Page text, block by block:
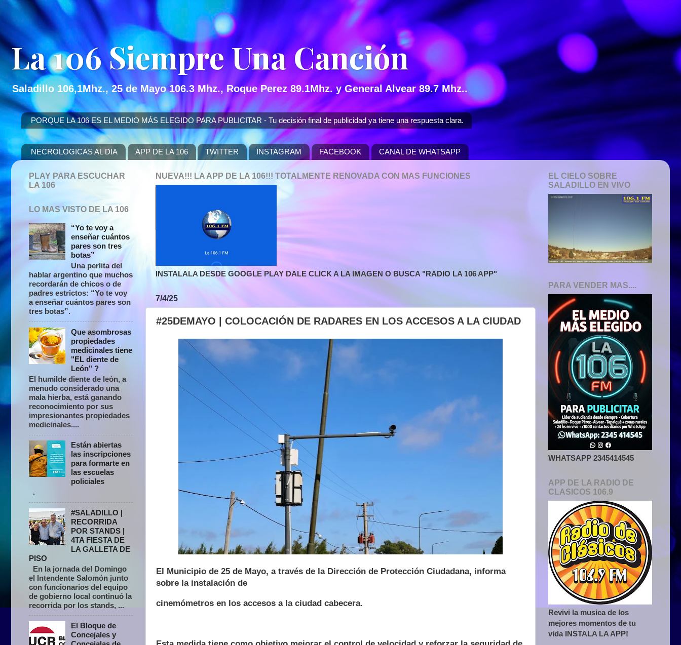
La 106 Siempre Una Canción
Saladillo 106,1Mhz., 25 de Mayo 106.3 Mhz., Roque Perez 89.1Mhz. y General Alvear 89.7 Mhz..
PORQUE LA 106 ES EL MEDIO MÁS ELEGIDO PARA PUBLICITAR - Tu decisión final de publicidad ya tiene una respuesta clara.
NECROLOGICAS AL DIA APP DE LA 106 TWITTER INSTAGRAM FACEBOOK CANAL DE WHATSAPP
NUEVA!!! LA APP DE LA 106!!! TOTALMENTE RENOVADA CON MAS FUNCIONES
INSTALALA DESDE GOOGLE PLAY DALE CLICK A LA IMAGEN O BUSCA "RADIO LA 106 APP"
7/4/25
#25DEMAYO | COLOCACIÓN DE RADARES EN LOS ACCESOS A LA CIUDAD
El Municipio de 25 de Mayo, a través de la Dirección de Protección Ciudadana, informa
sobre la instalación de
cinemómetros en los accesos a la ciudad cabecera.
PLAY PARA ESCUCHAR
LA 106
LO MAS VISTO DE LA 106
“Yo te voy a
enseñar cuántos
pares son tres
botas”
Una perlita del
hablar argentino que muchos
recordarán de chicos o de
padres estrictos: “Yo te voy
a enseñar cuántos pares son
tres botas”.
Que asombrosas
propiedades
medicinales tiene
"EL diente de
León" ?
El humilde diente de león, a
menudo considerado una
mala hierba, está ganando
reconocimiento por sus
impresionantes propiedades
medicinales....
Están abiertas
las inscripciones
para formarte en
las escuelas
policiales
.
#SALADILLO |
RECORRIDA
POR STANDS |
4TA FIESTA DE
LA GALLETA DE
PISO
En la jornada del Domingo
el Intendente Salomón junto
con funcionarios del equipo
de gobierno local continuó la
recorrida por los stands, ...
El Bloque de
Concejales y
EL CIELO SOBRE
SALADILLO EN VIVO
PARA VENDER MAS....
WHATSAPP 2345414545
APP DE LA RADIO DE
CLASICOS 106.9
Revivi la musica de los
mejores momentos de tu
vida INSTALA LA APP!